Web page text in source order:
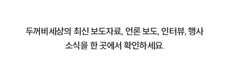
두꺼비세상의 최신 보도자료, 언론 보도, 인터뷰, 행사
소식을 한 곳에서 확인하세요.